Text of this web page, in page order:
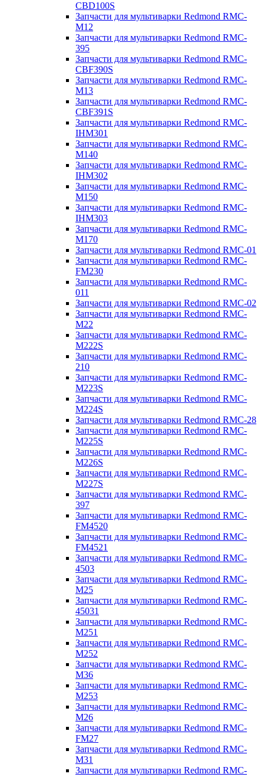
CBD100S
Запчасти для мультиварки Redmond RMC-
M12
Запчасти для мультиварки Redmond RMC-
395
Запчасти для мультиварки Redmond RMC-
CBF390S
Запчасти для мультиварки Redmond RMC-
M13
Запчасти для мультиварки Redmond RMC-
CBF391S
Запчасти для мультиварки Redmond RMC-
IHM301
Запчасти для мультиварки Redmond RMC-
M140
Запчасти для мультиварки Redmond RMC-
IHM302
Запчасти для мультиварки Redmond RMC-
M150
Запчасти для мультиварки Redmond RMC-
IHM303
Запчасти для мультиварки Redmond RMC-
M170
Запчасти для мультиварки Redmond RMC-01
Запчасти для мультиварки Redmond RMC-
FM230
Запчасти для мультиварки Redmond RMC-
011
Запчасти для мультиварки Redmond RMC-02
Запчасти для мультиварки Redmond RMC-
M22
Запчасти для мультиварки Redmond RMC-
M222S
Запчасти для мультиварки Redmond RMC-
210
Запчасти для мультиварки Redmond RMC-
M223S
Запчасти для мультиварки Redmond RMC-
M224S
Запчасти для мультиварки Redmond RMC-28
Запчасти для мультиварки Redmond RMC-
M225S
Запчасти для мультиварки Redmond RMC-
M226S
Запчасти для мультиварки Redmond RMC-
M227S
Запчасти для мультиварки Redmond RMC-
397
Запчасти для мультиварки Redmond RMC-
FM4520
Запчасти для мультиварки Redmond RMC-
FM4521
Запчасти для мультиварки Redmond RMC-
4503
Запчасти для мультиварки Redmond RMC-
M25
Запчасти для мультиварки Redmond RMC-
45031
Запчасти для мультиварки Redmond RMC-
M251
Запчасти для мультиварки Redmond RMC-
M252
Запчасти для мультиварки Redmond RMC-
M36
Запчасти для мультиварки Redmond RMC-
M253
Запчасти для мультиварки Redmond RMC-
M26
Запчасти для мультиварки Redmond RMC-
FM27
Запчасти для мультиварки Redmond RMC-
M31
Запчасти для мультиварки Redmond RMC-